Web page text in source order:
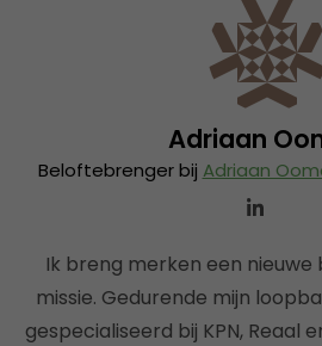
Adriaan
Beloftebrenger bij Adriaan
Ik breng merken een nieuwe
missie. Gedurende mijn
gespecialiseerd bij KPN, Reaal